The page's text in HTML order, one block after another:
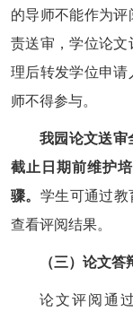
的导师不能作为
责送审，学位论文
理后转发学位申请
师不得参与。
我园论文送审
截止日期前维护
骤。 学生可通过
查看评阅结果。
（三）论文答
论文评阅通